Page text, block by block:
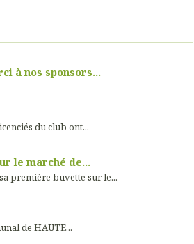
à nos sponsors...
du club ont...
le marché de...
première buvette sur le...
de HAUTE...